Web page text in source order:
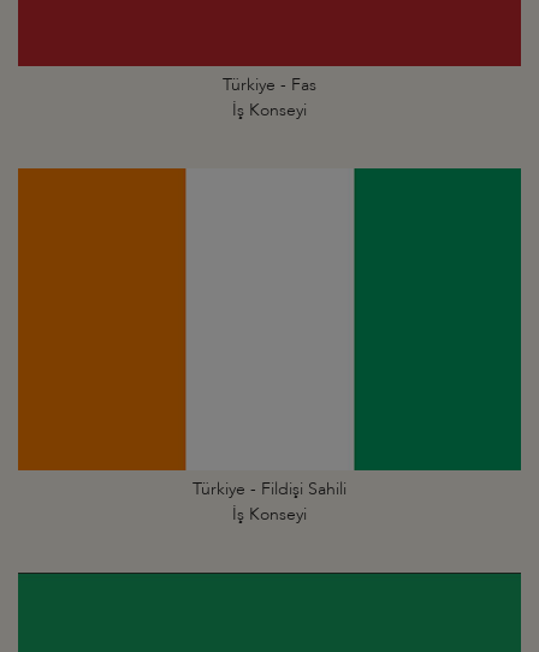
Türkiye - Fas
İş Konseyi
Türkiye - Fildişi Sahili
İş Konseyi